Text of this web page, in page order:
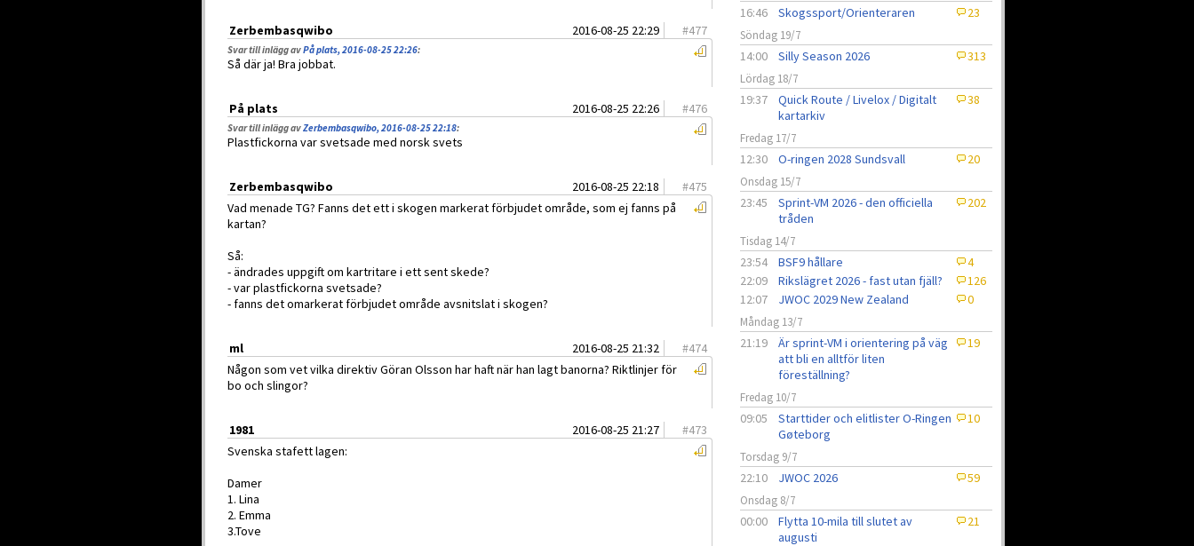
Zerbembasqwibo 2016-08-25 22:29 #477
Svar till inlägg avPå plats, 2016-08-25 22:26:
Så där ja! Bra jobbat.
På plats 2016-08-25 22:26 #476
Svar till inlägg avZerbembasqwibo, 2016-08-25 22:18:
Plastfickorna var svetsade med norsk svets
Zerbembasqwibo 2016-08-25 22:18 #475
Vad menade TG? Fanns det ett i skogen markerat förbjudet område, som ej fanns på
kartan?
Så:
- ändrades uppgift om kartritare i ett sent skede?
- var plastfickorna svetsade?
- fanns det omarkerat förbjudet område avsnitslat i skogen?
ml 2016-08-25 21:32 #474
Någon som vet vilka direktiv Göran Olsson har haft när han lagt banorna? Riktlinjer för
bo och slingor?
1981 2016-08-25 21:27 #473
Svenska stafett lagen:
Damer
1. Lina
2. Emma
3.Tove
16:46 Skogssport/Orienteraren 23
Söndag 19/7
14:00 Silly Season 2026 313
Lördag 18/7
19:37
Quick Route / Livelox / Digitalt
kartarkiv
38
Fredag 17/7
12:30 O-ringen 2028 Sundsvall 20
Onsdag 15/7
23:45
Sprint-VM 2026 - den officiella
tråden
202
Tisdag 14/7
23:54 BSF9 hållare
4
22:09
Rikslägret 2026 - fast utan fjäll?
126
12:07
JWOC 2029 New Zealand 0
Måndag 13/7
21:19
Är sprint-VM i orientering på väg
att bli en alltför liten
föreställning?
19
Fredag 10/7
09:05
Starttider och elitlister O-Ringen
Gøteborg
10
Torsdag 9/7
22:10 JWOC 2026 59
Onsdag 8/7
00:00
Flytta 10-mila till slutet av
augusti
21